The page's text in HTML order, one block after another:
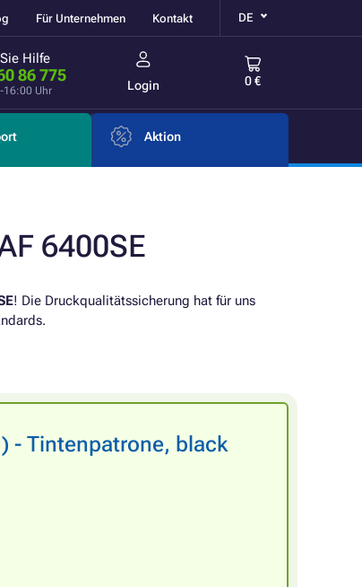
Für Unternehmen Kontakt DE
Hilfe
86 775
16:00 Uhr Login 0 €
Aktion
6400SE
! Die Druckqualitätssicherung hat für uns
- Tintenpatrone, black